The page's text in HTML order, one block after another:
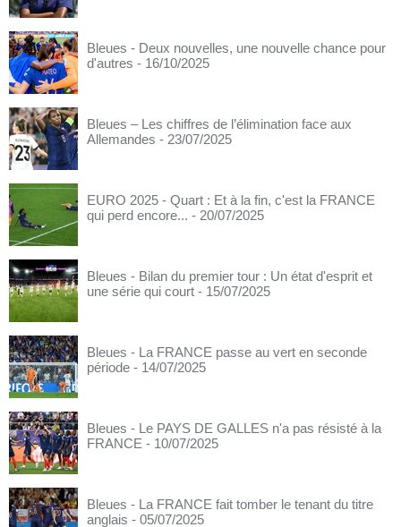
Bleues - Deux nouvelles, une nouvelle chance pour
d'autres - 16/10/2025
Bleues – Les chiffres de l’élimination face aux
Allemandes - 23/07/2025
EURO 2025 - Quart : Et à la fin, c'est la FRANCE
qui perd encore... - 20/07/2025
Bleues - Bilan du premier tour : Un état d'esprit et
une série qui court - 15/07/2025
Bleues - La FRANCE passe au vert en seconde
période - 14/07/2025
Bleues - Le PAYS DE GALLES n'a pas résisté à la
FRANCE - 10/07/2025
Bleues - La FRANCE fait tomber le tenant du titre
anglais - 05/07/2025